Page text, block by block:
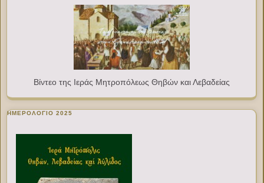
Βίντεο της Ιεράς Μητροπόλεως Θηβών και Λεβαδείας
ΗΜΕΡΟΛΟΓΙΟ 2025